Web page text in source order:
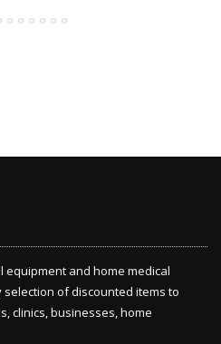
and home medical
of discounted items to
clinics, businesses, home